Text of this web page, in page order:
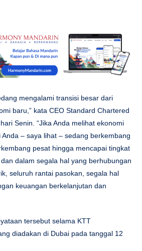
mengalami transisi besar dari
baru,” kata CEO Standard Chartered
Senin. “Jika Anda melihat ekonomi
– saya lihat – sedang berkembang
pesat hingga mencapai tingkat
dalam segala hal yang berhubungan
seluruh rantai pasokan, segala hal
keuangan berkelanjutan dan
tersebut selama KTT
diadakan di Dubai pada tanggal 12